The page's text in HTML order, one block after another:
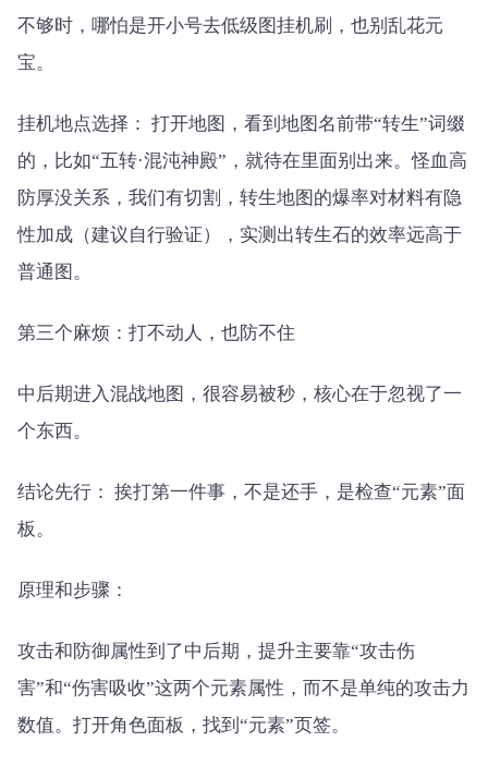
不够时，哪怕是开小号去低级图挂机刷，也别乱花元
宝。
挂机地点选择： 打开地图，看到地图名前带“转生”词缀
的，比如“五转·混沌神殿”，就待在里面别出来。怪血高
防厚没关系，我们有切割，转生地图的爆率对材料有隐
性加成（建议自行验证），实测出转生石的效率远高于
普通图。
第三个麻烦：打不动人，也防不住
中后期进入混战地图，很容易被秒，核心在于忽视了一
个东西。
结论先行： 挨打第一件事，不是还手，是检查“元素”面
板。
原理和步骤：
攻击和防御属性到了中后期，提升主要靠“攻击伤
害”和“伤害吸收”这两个元素属性，而不是单纯的攻击力
数值。打开角色面板，找到“元素”页签。